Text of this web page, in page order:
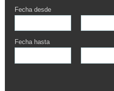
Fecha desde
Fecha hasta